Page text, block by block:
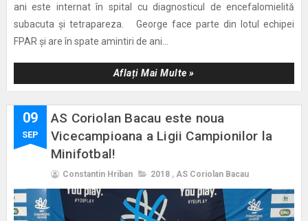
ani este internat în spital cu diagnosticul de encefalomielită
subacuta și tetrapareza. George face parte din lotul echipei
FPAR și are în spate amintiri de ani...
Aflați Mai Multe »
09
SEP
AS Coriolan Bacau este noua
Vicecampioana a Ligii Campionilor la
Minifotbal!
Constantin Hriban 2018 , AS Coriolan Bacau